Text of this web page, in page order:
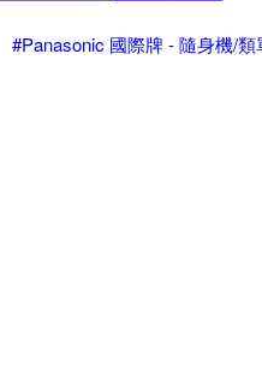
#Panasonic 國際牌 - 隨身機/類